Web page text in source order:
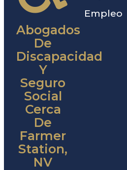
Abogados
De
Discapacidad
Y
Seguro
Social
Cerca
De
Farmer
Station,
NV
Empleo